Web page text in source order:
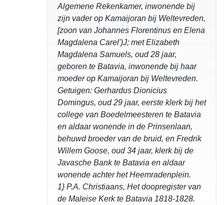
Algemene Rekenkamer, inwonende bij
zijn vader op Kamaijoran bij Weltevreden,
[zoon van Johannes Florentinus en Elena
Magdalena Carel')J; met Elizabeth
Magdalena Samuels, oud 28 jaar,
geboren te Batavia, inwonende bij haar
moeder op Kamaijoran bij Weltevreden.
Getuigen: Gerhardus Dionicius
Domingus, oud 29 jaar, eerste klerk bij het
college van Boedelmeesteren te Batavia
en aldaar wonende in de Prinsenlaan,
behuwd broeder van de bruid, en Fredrik
Willem Goose, oud 34 jaar, klerk bij de
Javasche Bank te Batavia en aldaar
wonende achter het Heemradenplein.
1} P.A. Christiaans, Het doopregister van
de Maleise Kerk te Batavia 1818-1828.